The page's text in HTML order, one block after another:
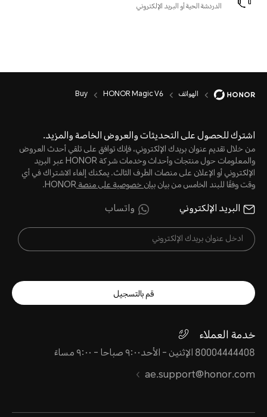
الدردشة الحية أو البريد الإلكتروني
الهواتف HONOR Magic V6
Buy
اشترك للحصول على التحديثات والعروض الخاصة والمزيد.
من خلال تقديم عنوان بريدك الإلكتروني، فإنك توافق على تلقي أحدث العروض
والمعلومات حول منتجات وأحداث وخدمات شركة HONOR عبر البريد
الإلكتروني أو الإعلان على منصات الطرف الثالث. يمكنك إلغاء الاشتراك في أي
وقت وفقًا للبند الخامس من بيانبيان خصوصية على منصةHONOR.
البريد الإلكتروني واتساب
قم بالتسجيل
خدمة العملاء
80004444408 الإثنين - الأحد٩:٠٠ صباحا - ٩:٠٠ مساءً
ae.support@honor.com